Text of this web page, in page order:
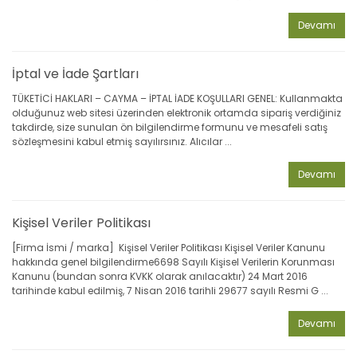
Devamı
İptal ve İade Şartları
TÜKETİCİ HAKLARI – CAYMA – İPTAL İADE KOŞULLARI GENEL: Kullanmakta
olduğunuz web sitesi üzerinden elektronik ortamda sipariş verdiğiniz
takdirde, size sunulan ön bilgilendirme formunu ve mesafeli satış
sözleşmesini kabul etmiş sayılırsınız. Alıcılar ...
Devamı
Kişisel Veriler Politikası
[Firma İsmi / marka] Kişisel Veriler Politikası Kişisel Veriler Kanunu
hakkında genel bilgilendirme6698 Sayılı Kişisel Verilerin Korunması
Kanunu (bundan sonra KVKK olarak anılacaktır) 24 Mart 2016
tarihinde kabul edilmiş, 7 Nisan 2016 tarihli 29677 sayılı Resmi G ...
Devamı